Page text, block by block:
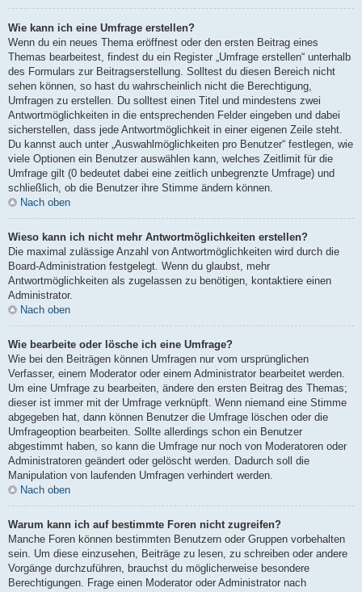
Wie kann ich eine Umfrage erstellen?
Wenn du ein neues Thema eröffnest oder den ersten Beitrag eines
Themas bearbeitest, findest du ein Register „Umfrage erstellen“ unterhalb
des Formulars zur Beitragserstellung. Solltest du diesen Bereich nicht
sehen können, so hast du wahrscheinlich nicht die Berechtigung,
Umfragen zu erstellen. Du solltest einen Titel und mindestens zwei
Antwortmöglichkeiten in die entsprechenden Felder eingeben und dabei
sicherstellen, dass jede Antwortmöglichkeit in einer eigenen Zeile steht.
Du kannst auch unter „Auswahlmöglichkeiten pro Benutzer“ festlegen, wie
viele Optionen ein Benutzer auswählen kann, welches Zeitlimit für die
Umfrage gilt (0 bedeutet dabei eine zeitlich unbegrenzte Umfrage) und
schließlich, ob die Benutzer ihre Stimme ändern können.
Nach oben
Wieso kann ich nicht mehr Antwortmöglichkeiten erstellen?
Die maximal zulässige Anzahl von Antwortmöglichkeiten wird durch die
Board-Administration festgelegt. Wenn du glaubst, mehr
Antwortmöglichkeiten als zugelassen zu benötigen, kontaktiere einen
Administrator.
Nach oben
Wie bearbeite oder lösche ich eine Umfrage?
Wie bei den Beiträgen können Umfragen nur vom ursprünglichen
Verfasser, einem Moderator oder einem Administrator bearbeitet werden.
Um eine Umfrage zu bearbeiten, ändere den ersten Beitrag des Themas;
dieser ist immer mit der Umfrage verknüpft. Wenn niemand eine Stimme
abgegeben hat, dann können Benutzer die Umfrage löschen oder die
Umfrageoption bearbeiten. Sollte allerdings schon ein Benutzer
abgestimmt haben, so kann die Umfrage nur noch von Moderatoren oder
Administratoren geändert oder gelöscht werden. Dadurch soll die
Manipulation von laufenden Umfragen verhindert werden.
Nach oben
Warum kann ich auf bestimmte Foren nicht zugreifen?
Manche Foren können bestimmten Benutzern oder Gruppen vorbehalten
sein. Um diese einzusehen, Beiträge zu lesen, zu schreiben oder andere
Vorgänge durchzuführen, brauchst du möglicherweise besondere
Berechtigungen. Frage einen Moderator oder Administrator nach